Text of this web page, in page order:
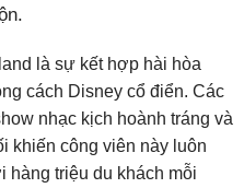
là sự kết hợp hài hòa
cách Disney cổ điển. Các
nhạc kịch hoành tráng và
khiến công viên này luôn
triệu du khách mỗi